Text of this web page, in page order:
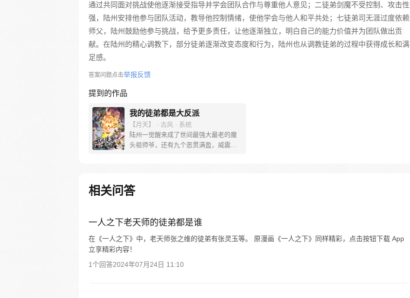
通过共同面对挑战使他逐渐接受指导并学会团队合作与尊重他人意见；二徒弟剑魔不受控制、攻击性
强，陆州安排他参与团队活动，教导他控制情绪，使他学会与他人和平共处；七徒弟司无涯过度依赖
师父，陆州鼓励他参与挑战，给予更多责任，让他逐渐独立，明白自己的能力价值并为团队做出贡
献。在陆州的精心调教下，部分徒弟逐渐改变态度和行为，陆州也从调教徒弟的过程中获得成长和满
足感。
答案问题点击举报反馈
提到的作品
我的徒弟都是大反派
【月天】 · 古风 · 系统
陆州一觉醒来成了世间最强大最老的魔
头祖师爷，还有九个恶贯满盈，威震天
徒 大徒弟于正海：“老夫这一生所向披
靡，除了师父他老人家，谁也别想骑我
等寝食难安啊” ……
相关问答
一人之下老天师的徒弟都是谁
在《一人之下》中，老天师张之维的徒弟有张灵玉等。 原漫画《一人之下》同样精彩，点击按钮下载 App
立享精彩内容！
1个回答2024年07月24日 11:10